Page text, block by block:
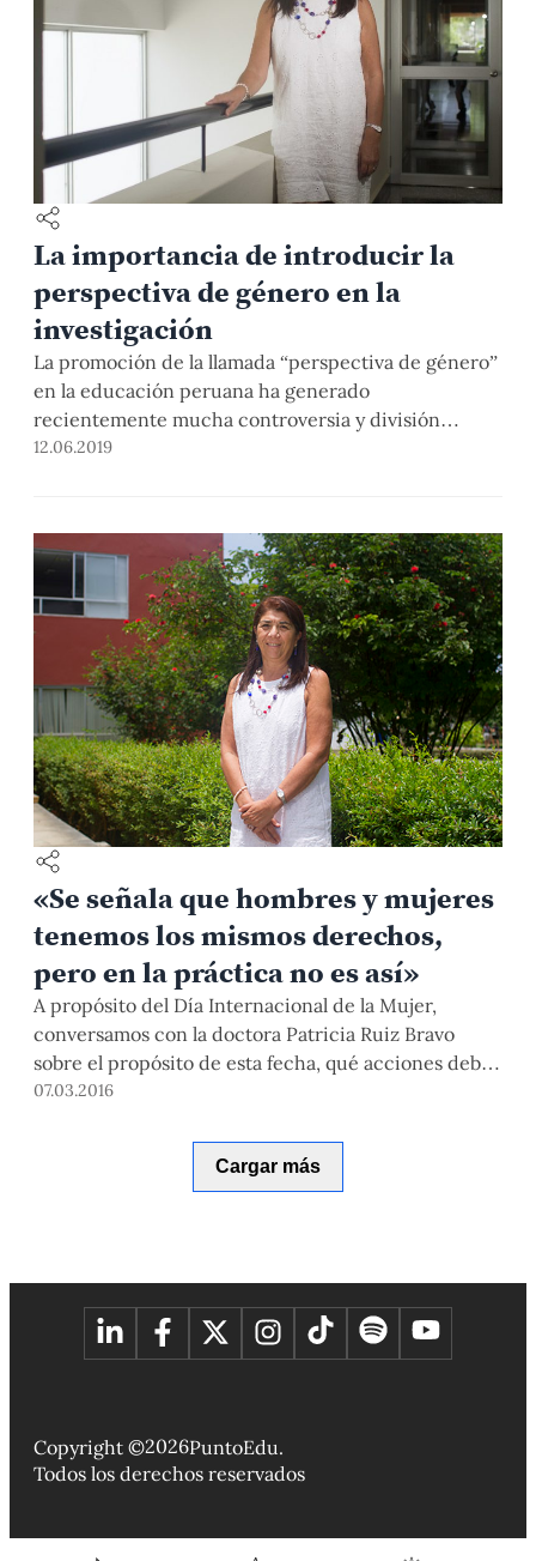
La importancia de introducir la
perspectiva de género en la
investigación
La promoción de la llamada “perspectiva de género”
en la educación peruana ha generado
recientemente mucha controversia y división
debido, principalmente, a la falta de información
y crítica que estudia cómo las diferencias de género
entre los miembros de la […]
12.06.2019
«Se señala que hombres y mujeres
tenemos los mismos derechos,
pero en la práctica no es así»
A propósito del Día Internacional de la Mujer,
conversamos con la doctora Patricia Ruiz Bravo
sobre el propósito de esta fecha, qué acciones debe
tomar el próximo gobierno del Perú y cómo se
equidad de género.
07.03.2016
Cargar más
Copyright ©2026PuntoEdu.
Todos los derechos reservados